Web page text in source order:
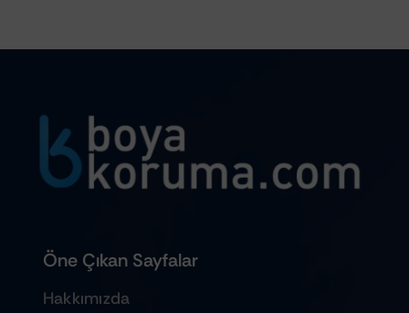
Hakkımızda
Tüm Ürünler